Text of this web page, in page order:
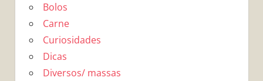
Bolos
Carne
Curiosidades
Dicas
Diversos/ massas